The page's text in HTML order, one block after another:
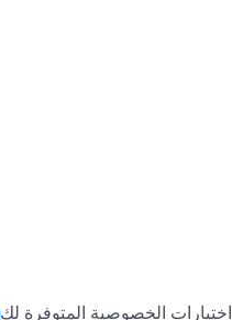
اختيارات الخصوصية المتوفرة لك